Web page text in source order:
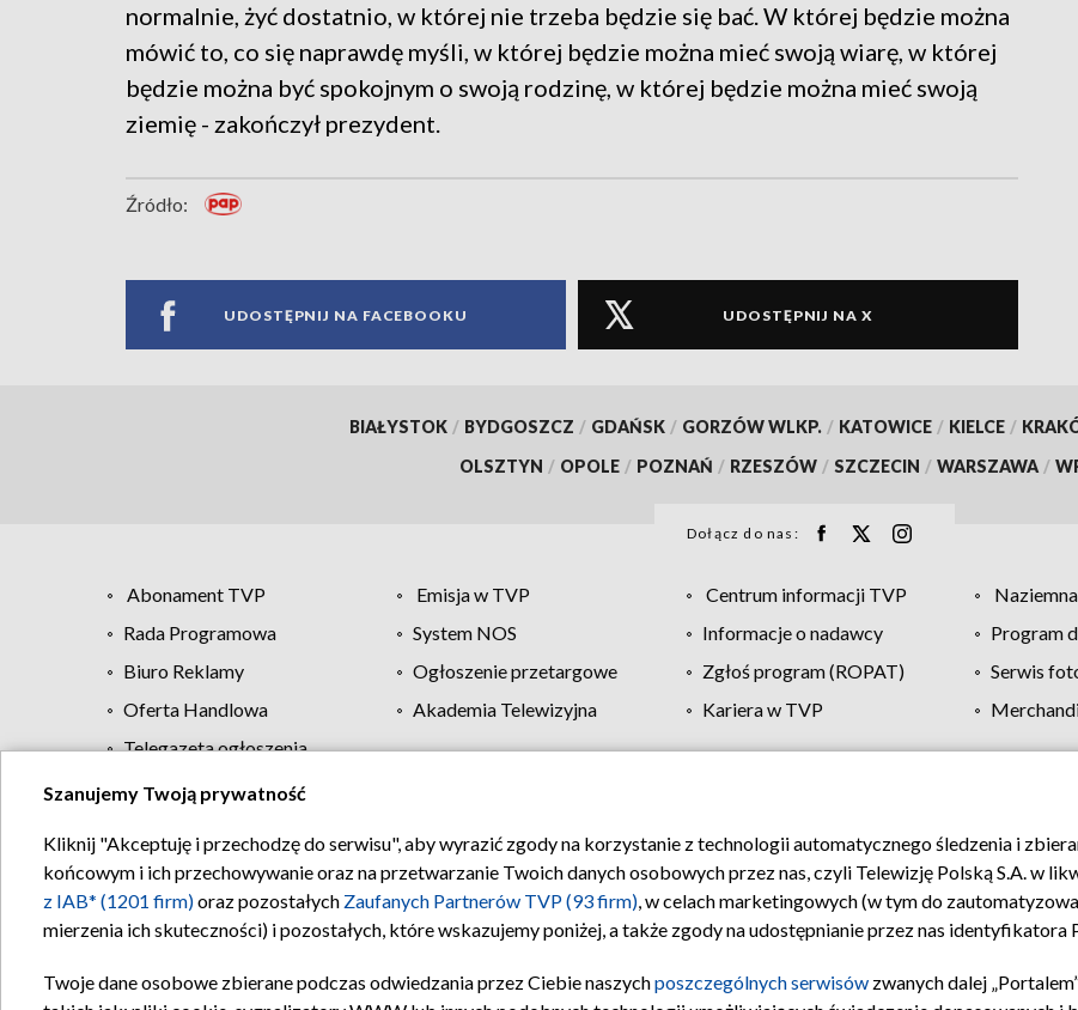
normalnie, żyć dostatnio, w której nie trzeba będzie się bać. W której będzie można
mówić to, co się naprawdę myśli, w której będzie można mieć swoją wiarę, w której
będzie można być spokojnym o swoją rodzinę, w której będzie można mieć swoją
ziemię - zakończył prezydent.
Źródło:
UDOSTĘPNIJ NA FACEBOOKU UDOSTĘPNIJ NA X
BIAŁYSTOK / BYDGOSZCZ / GDAŃSK / GORZÓW WLKP. / KATOWICE / KIELCE /
OLSZTYN / OPOLE / POZNAŃ / RZESZÓW / SZCZECIN / WARSZAWA /
Dołącz do nas:
Abonament TVP Emisja w TVP Centrum informacji TVP
Rada Programowa
System NOS Informacje o nadawcy
Program
Biuro Reklamy
Ogłoszenie przetargowe Zgłoś program (ROPAT)
Serwis
Oferta Handlowa
Akademia Telewizyjna Kariera w TVP
Telegazeta ogłoszenia
Regulamin TVP Polityka prywatności Moje zgody Pomoc Biuro
Szanujemy Twoją prywatność
Kliknij "Akceptuję i przechodzę do serwisu", aby wyrazić zgody na korzystanie z technologii automatycznego śledzenia i
końcowym i ich przechowywanie oraz na przetwarzanie Twoich danych osobowych przez nas, czyli Telewizję Polską S.A. w
z IAB* (1201 firm)oraz pozostałych Zaufanych Partnerów TVP (93 firm), w celach marketingowych (w tym do
mierzenia ich skuteczności) i pozostałych, które wskazujemy poniżej, a także zgody na udostępnianie przez nas identyfikatora
Twoje dane osobowe zbierane podczas odwiedzania przez Ciebie naszychposzczególnych serwisów zwanych dalej